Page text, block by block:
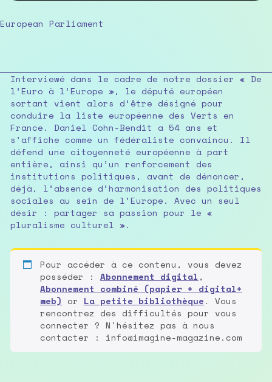
European Parliament
Interviewé dans le cadre de notre dossier « De
l’Euro à l’Europe », le député européen
sortant vient alors d’être désigné pour
conduire la liste européenne des Verts en
France. Daniel Cohn-Bendit a 54 ans et
s’affiche comme un fédéraliste convaincu. Il
défend une citoyenneté européenne à part
entière, ainsi qu’un renforcement des
institutions politiques, avant de dénoncer,
déjà, l’absence d’harmonisation des politiques
sociales au sein de l’Europe. Avec un seul
désir : partager sa passion pour le «
pluralisme culturel ».
Pour accéder à ce contenu, vous devez
posséder : Abonnement digital ,
Abonnement combiné (papier + digital+
web) or La petite bibliothèque. Vous
rencontrez des difficultés pour vous
connecter ? N'hésitez pas à nous
contacter : info@imagine-magazine.com